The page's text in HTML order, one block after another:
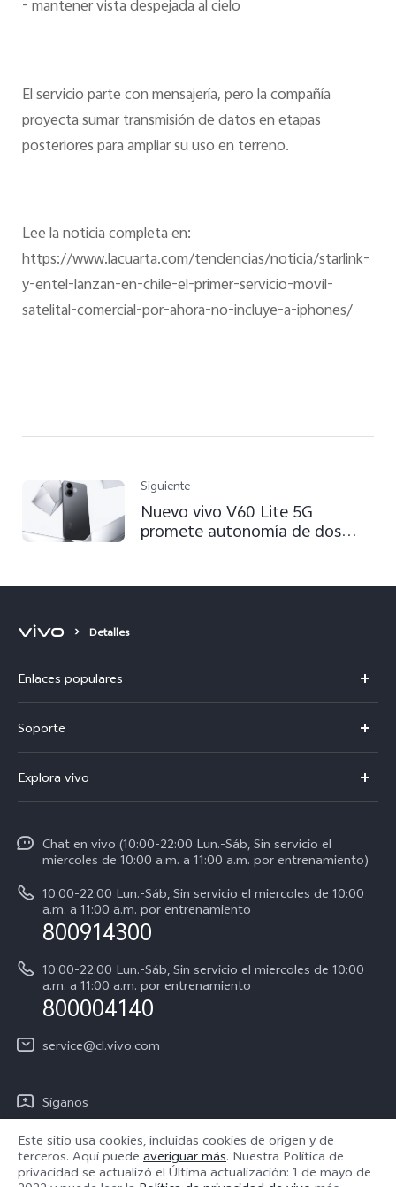
- mantener vista despejada al cielo
El servicio parte con mensajería, pero la compañía
proyecta sumar transmisión de datos en etapas
posteriores para ampliar su uso en terreno.
Lee la noticia completa en:
https://www.lacuarta.com/tendencias/noticia/starlink-
y-entel-lanzan-en-chile-el-primer-servicio-movil-
satelital-comercial-por-ahora-no-incluye-a-iphones/
Siguiente
Nuevo vivo V60 Lite 5G
promete autonomía de dos
Detalles
Enlaces populares
Y21d
Y38 5G
Y31 5G
Soporte
Autenticación de IMEI
Manual del usuario
Servicio de Agendamiento
Instrucciones de la garantía de vivo
Explora vivo
La vida en vivo
Acerca de nosotros
Centro de privacidad de vivo
Chat en vivo (10:00-22:00 Lun.-Sáb, Sin servicio el
miercoles de 10:00 a.m. a 11:00 a.m. por entrenamiento)
10:00-22:00 Lun.-Sáb, Sin servicio el miercoles de 10:00
a.m. a 11:00 a.m. por entrenamiento
800914300
10:00-22:00 Lun.-Sáb, Sin servicio el miercoles de 10:00
a.m. a 11:00 a.m. por entrenamiento
800004140
service@cl.vivo.com
Síganos
Este sitio usa cookies, incluidas cookies de origen y de
terceros. Aquí puede averiguar más. Nuestra Política de
privacidad se actualizó el Última actualización: 1 de mayo de